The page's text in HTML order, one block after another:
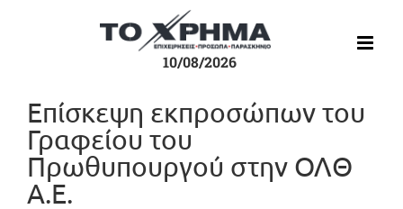
10/08/2026
Επίσκεψη εκπροσώπων του
Γραφείου του
Πρωθυπουργού στην ΟΛΘ
Α.Ε.